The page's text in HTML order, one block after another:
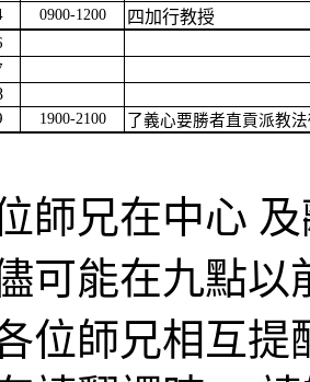
0900-1200
四加行教授
1900-2100 了義心要勝者直貢派教
師兄在中心
可能在九點
位師兄相互提